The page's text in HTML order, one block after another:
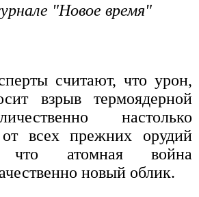
"Новое время"
считают, что урон,
взрыв термоядерной
настолько
всех прежних орудий
что атомная война
новый облик.